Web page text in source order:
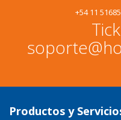
+54 11
Productos y